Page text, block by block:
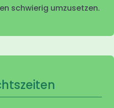
schwierig umzusetzen.